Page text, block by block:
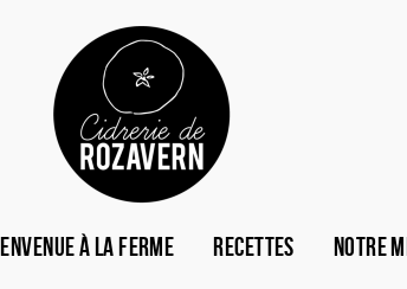
À LA FERME RECETTES NOTRE